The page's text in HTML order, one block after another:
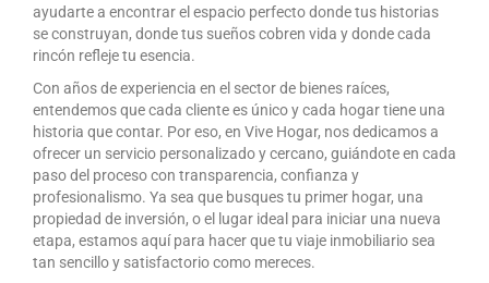
ayudarte a encontrar el espacio perfecto donde tus historias
se construyan, donde tus sueños cobren vida y donde cada
rincón refleje tu esencia.
Con años de experiencia en el sector de bienes raíces,
entendemos que cada cliente es único y cada hogar tiene una
historia que contar. Por eso, en Vive Hogar, nos dedicamos a
ofrecer un servicio personalizado y cercano, guiándote en cada
paso del proceso con transparencia, confianza y
profesionalismo. Ya sea que busques tu primer hogar, una
propiedad de inversión, o el lugar ideal para iniciar una nueva
etapa, estamos aquí para hacer que tu viaje inmobiliario sea
tan sencillo y satisfactorio como mereces.